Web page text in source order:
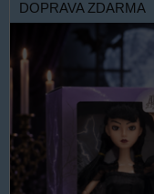
DOPRAVA ZDARMA